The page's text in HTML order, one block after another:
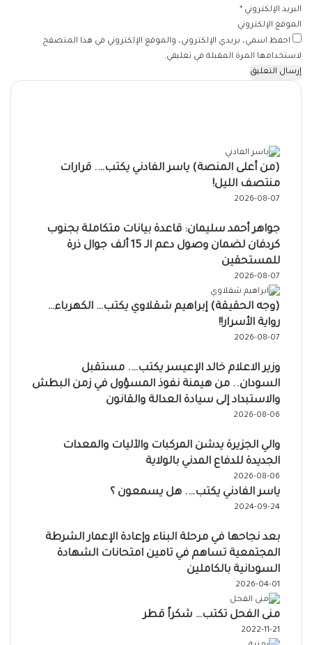
البريد الإلكتروني *
الموقع الإلكتروني
احفظ اسمي، بريدي الإلكتروني، والموقع الإلكتروني في هذا المتصفح
لاستخدامها المرة المقبلة في تعليقي.
(من أعلى المنصة) ياسر الفادني يكتب…. قرارات
منتصف الليل!
2026-08-07
جواهر أحمد سليمان: قاعدة بيانات متكاملة بجنوب
كردفان لضمان وصول دعم الـ 15 ألف جوال ذرة
للمستحقين
2026-08-07
(وجه الحقيقة) إبراهيم شقلاوي يكتب… الكهرباء…
رواية الأسرار!!
2026-08-07
وزير الاعلام خالد الإعيسر يكتب…. مستقبل
السودان.. من هيمنة نفوذ المسؤول في زمن البطش
والاستبداد إلى سيادة العدالة والقانون
2026-08-06
والي الجزيرة يدشن المركبات والآليات والمعدات
الجديدة للدفاع المدني بالولاية
2026-08-06
ياسر الفادني يكتب…. هل يسمعون ؟
2024-09-24
بعد نجاحها في مرحلة البناء وإعادة الإعمار الشرطة
المجتمعية تساهم في تامين امتحانات الشهادة
السودانية بالكاملين
2026-04-01
منى الفحل تكتب… شكراً قطر
2022-11-21